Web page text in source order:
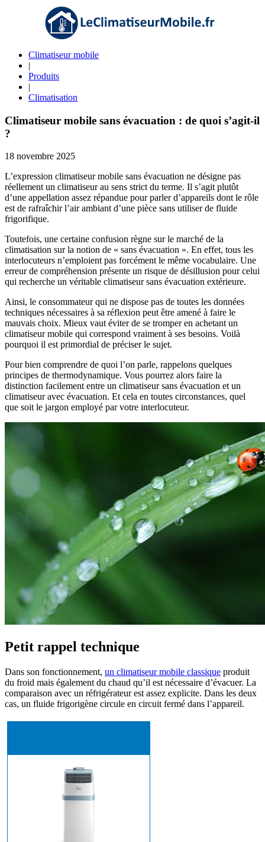
Climatiseur mobile
|
Produits
|
Climatisation
Climatiseur mobile sans évacuation : de quoi s’agit-il
?
18 novembre 2025
L’expression climatiseur mobile sans évacuation ne désigne pas
réellement un climatiseur au sens strict du terme. Il s’agit plutôt
d’une appellation assez répandue pour parler d’appareils dont le rôle
est de rafraîchir l’air ambiant d’une pièce sans utiliser de fluide
frigorifique.
Toutefois, une certaine confusion règne sur le marché de la
climatisation sur la notion de « sans évacuation ». En effet, tous les
interlocuteurs n’emploient pas forcément le même vocabulaire. Une
erreur de compréhension présente un risque de désillusion pour celui
qui recherche un véritable climatiseur sans évacuation extérieure.
Ainsi, le consommateur qui ne dispose pas de toutes les données
techniques nécessaires à sa réflexion peut être amené à faire le
mauvais choix. Mieux vaut éviter de se tromper en achetant un
climatiseur mobile qui correspond vraiment à ses besoins. Voilà
pourquoi il est primordial de préciser le sujet.
Pour bien comprendre de quoi l’on parle, rappelons quelques
principes de thermodynamique. Vous pourrez alors faire la
distinction facilement entre un climatiseur sans évacuation et un
climatiseur avec évacuation. Et cela en toutes circonstances, quel
que soit le jargon employé par votre interlocuteur.
Petit rappel technique
Dans son fonctionnement, un climatiseur mobile classique produit
du froid mais également du chaud qu’il est nécessaire d’évacuer. La
comparaison avec un réfrigérateur est assez explicite. Dans les deux
cas, un fluide frigorigène circule en circuit fermé dans l’appareil.